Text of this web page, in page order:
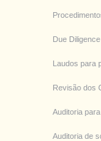
Due Diligence
Laudos para
Revisão dos
Auditoria
Auditoria de